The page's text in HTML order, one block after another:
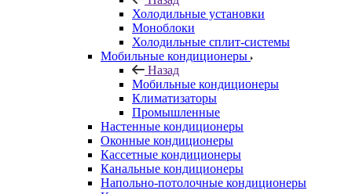
Холодильные установки
Моноблоки
Холодильные сплит-системы
Мобильные кондиционеры
Назад
Мобильные кондиционеры
Климатизаторы
Промышленные
Настенные кондиционеры
Оконные кондиционеры
Кассетные кондиционеры
Канальные кондиционеры
Напольно-потолочные кондиционеры